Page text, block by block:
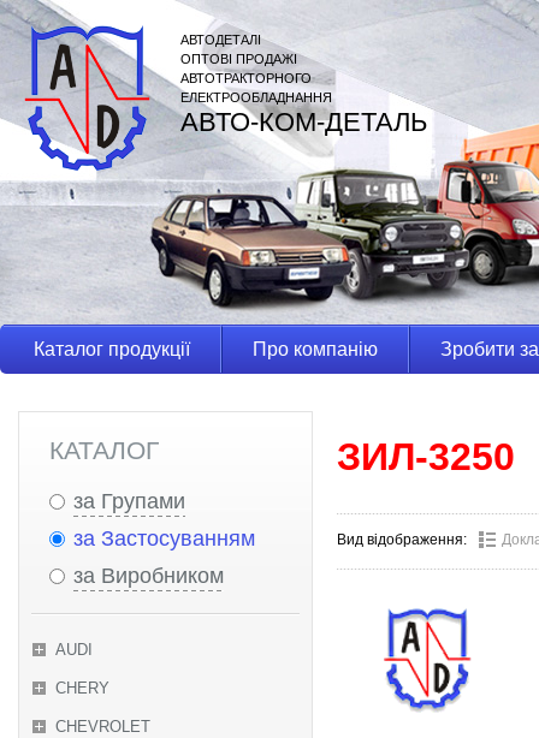
АВТОДЕТАЛІ
ОПТОВІ ПРОДАЖІ
АВТОТРАКТОРНОГО
ЕЛЕКТРООБЛАДНАННЯ
АВТО-КОМ-ДЕТАЛЬ
Каталог продукції Про компанію Зробити
КАТАЛОГ
за Групами
за Застосуванням
за Виробником
AUDI
CHERY
CHEVROLET
ЗИЛ-3250
Вид відображення: